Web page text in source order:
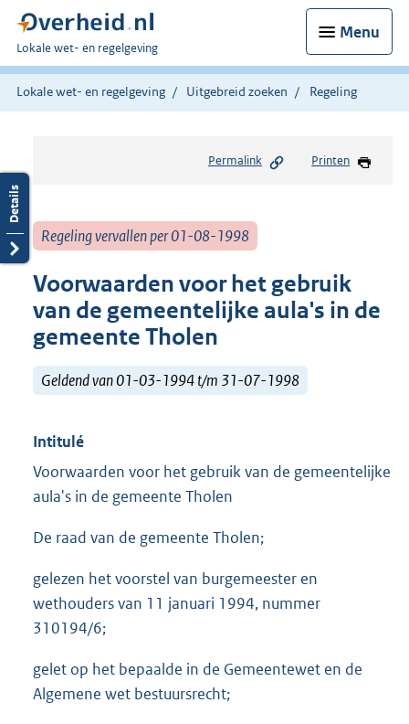
Menu
U
bent
hier:
Lokale wet- en regelgeving
Lokale wet- en regelgeving Uitgebreid zoeken Regeling
Permalink Printen
Regeling vervallen per 01-08-1998
Voorwaarden voor het gebruik
van de gemeentelijke aula's in de
gemeente Tholen
Geldend van 01-03-1994 t/m 31-07-1998
Intitulé
Voorwaarden voor het gebruik van de gemeentelijke
aula's in de gemeente Tholen
De raad van de gemeente Tholen;
gelezen het voorstel van burgemeester en
wethouders van 11 januari 1994, nummer
310194/6;
gelet op het bepaalde in de Gemeentewet en de
Algemene wet bestuursrecht;